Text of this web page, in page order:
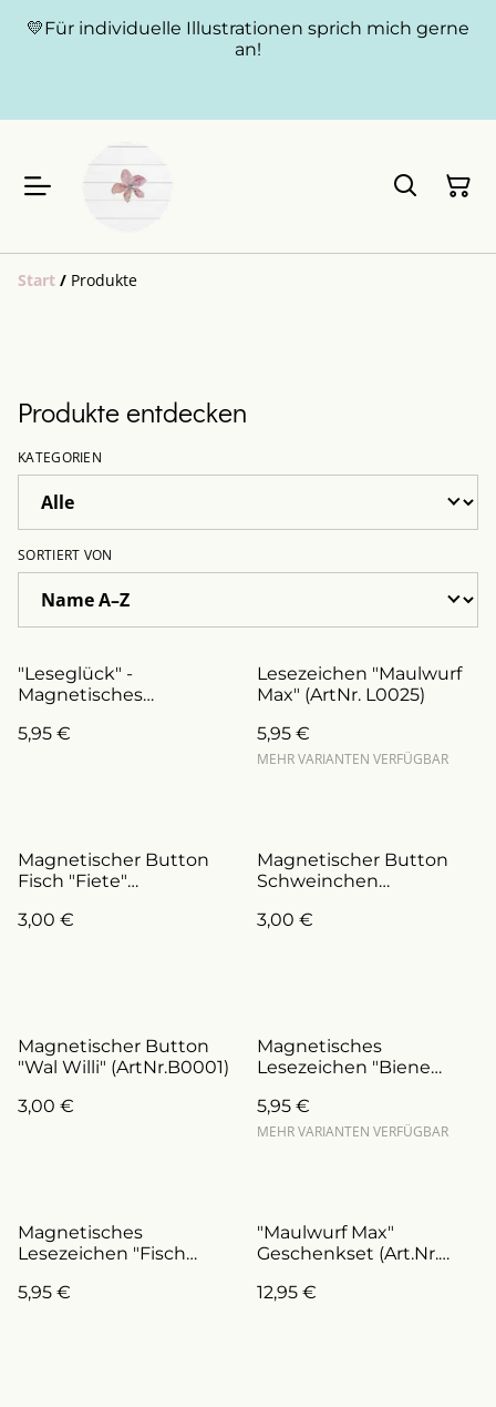
💛Für individuelle Illustrationen sprich mich gerne
an!
Start / Produkte
Produkte entdecken
KATEGORIEN
SORTIERT VON
"Leseglück" -
Magnetisches
(ArtNr.L0003)
5,95 €
Lesezeichen "Maulwurf
Max" (ArtNr. L0025)
5,95 €
MEHR VARIANTEN VERFÜGBAR
Magnetischer Button
Fisch "Fiete"
3,00 €
Magnetischer Button
Schweinchen
(ArtNr.B0016)
3,00 €
Magnetischer Button
"Wal Willi" (ArtNr.B0001)
3,00 €
Magnetisches
Lesezeichen "Biene
5,95 €
MEHR VARIANTEN VERFÜGBAR
Magnetisches
Lesezeichen "Fisch
5,95 €
"Maulwurf Max"
Geschenkset (Art.Nr.
12,95 €